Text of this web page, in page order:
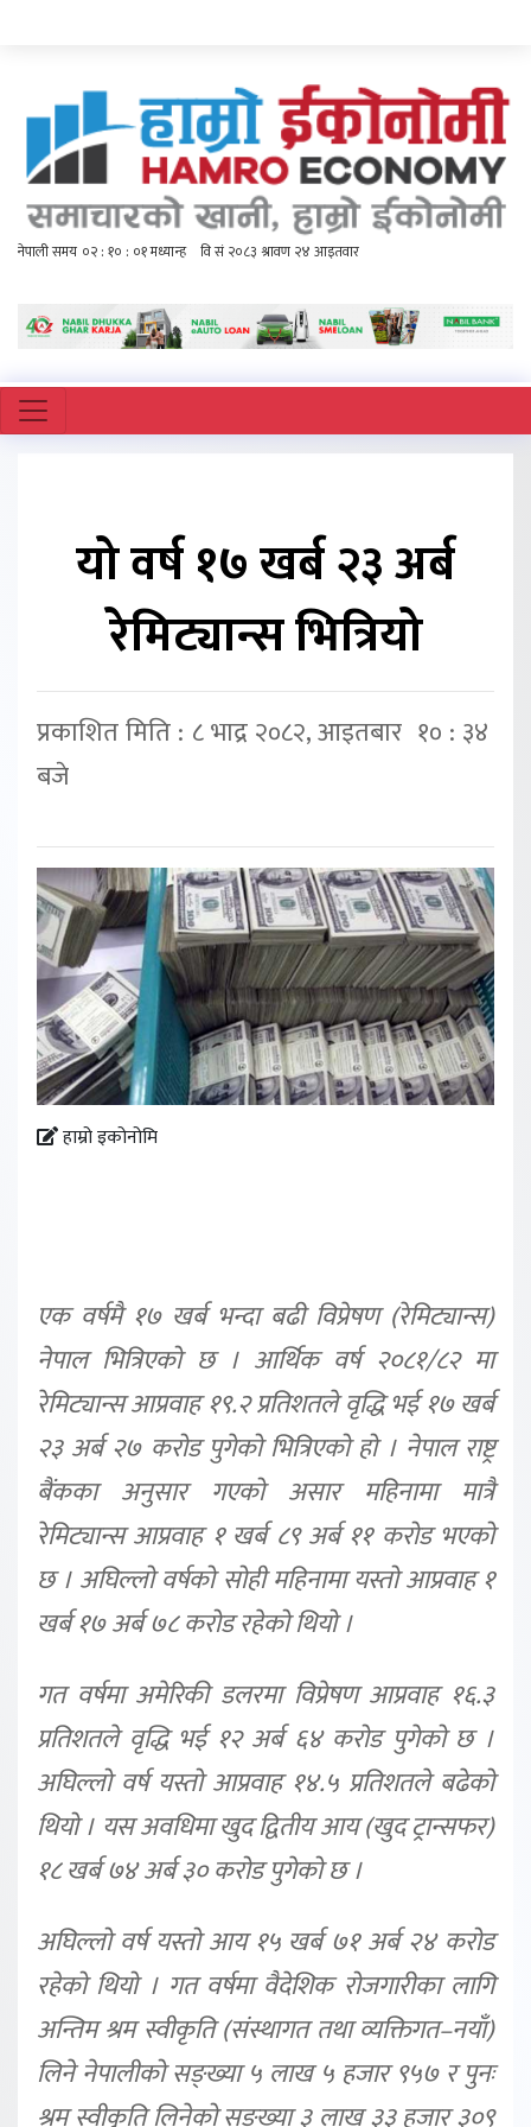
यो वर्ष १७ खर्ब २३ अर्ब
रेमिट्यान्स भित्रियो
प्रकाशित मिति : ८ भाद्र २०८२, आइतबार १० : ३४
बजे
हाम्रो इकोनोमि
एक वर्षमै १७ खर्ब भन्दा बढी विप्रेषण (रेमिट्यान्स)
नेपाल भित्रिएको छ । आर्थिक वर्ष २०८१/८२ मा
रेमिट्यान्स आप्रवाह १९.२ प्रतिशतले वृद्धि भई १७ खर्ब
२३ अर्ब २७ करोड पुगेको भित्रिएको हो । नेपाल राष्ट्र
बैंकका अनुसार गएको असार महिनामा मात्रै
रेमिट्यान्स आप्रवाह १ खर्ब ८९ अर्ब ११ करोड भएको
छ । अघिल्लो वर्षको सोही महिनामा यस्तो आप्रवाह १
खर्ब १७ अर्ब ७८ करोड रहेको थियो ।
गत वर्षमा अमेरिकी डलरमा विप्रेषण आप्रवाह १६.३
प्रतिशतले वृद्धि भई १२ अर्ब ६४ करोड पुगेको छ ।
अघिल्लो वर्ष यस्तो आप्रवाह १४.५ प्रतिशतले बढेको
थियो । यस अवधिमा खुद द्वितीय आय (खुद ट्रान्सफर)
१८ खर्ब ७४ अर्ब ३० करोड पुगेको छ ।
अघिल्लो वर्ष यस्तो आय १५ खर्ब ७१ अर्ब २४ करोड
रहेको थियो । गत वर्षमा वैदेशिक रोजगारीका लागि
अन्तिम श्रम स्वीकृति (संस्थागत तथा व्यक्तिगत–नयाँ)
लिने नेपालीको सङ्ख्या ५ लाख ५ हजार ९५७ र पुनः
श्रम स्वीकृति लिनेको सङ्ख्या ३ लाख ३३ हजार ३०९